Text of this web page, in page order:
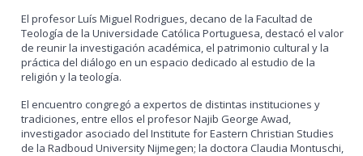
El profesor Luís Miguel Rodrigues, decano de la Facultad de
Teología de la Universidade Católica Portuguesa, destacó el valor
de reunir la investigación académica, el patrimonio cultural y la
práctica del diálogo en un espacio dedicado al estudio de la
religión y la teología.
El encuentro congregó a expertos de distintas instituciones y
tradiciones, entre ellos el profesor Najib George Awad,
investigador asociado del Institute for Eastern Christian Studies
de la Radboud University Nijmegen; la doctora Claudia Montuschi,